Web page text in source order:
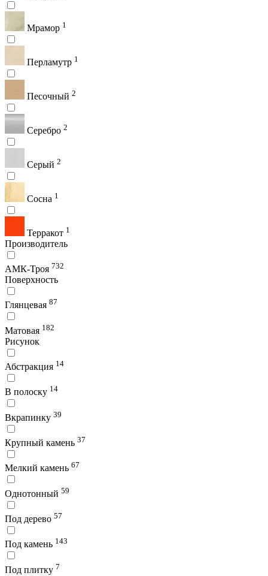
Мрамор 1
Перламутр 1
Песочный 2
Серебро 2
Серый 2
Сосна 1
Терракот 1
Производитель
АМК-Троя 732
Поверхность
Глянцевая 87
Матовая 182
Рисунок
Абстракция 14
В полоску 14
Вкрапинку 39
Крупный камень 37
Мелкий камень 67
Однотонный 59
Под дерево 57
Под камень 143
Под плитку 7